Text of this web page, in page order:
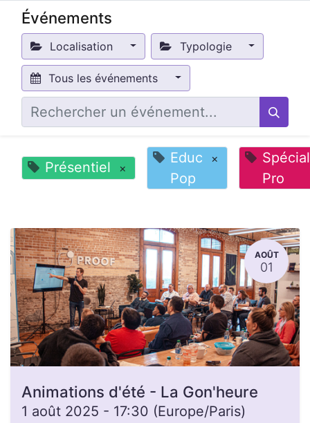
Événements
Localisation Typologie
Tous les événements
Présentiel ×
Educ
Pop
×
Spécial
Pro
AOÛT
01
Animations d'été - La Gon'heure
1 août 2025 - 17:30 (Europe/Paris)